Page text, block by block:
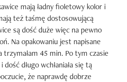
mają ładny fioletowy kolor i
też taśmę dostosowującą
są dość duże więc na pewno
Na opakowaniu jest napisane
45 min. Po tym czasie
długo wchłaniała się tą
że naprawdę dobrze